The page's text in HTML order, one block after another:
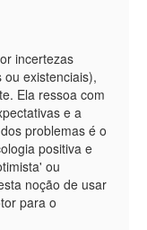
incertezas
existenciais),
Ela ressoa com
e a
problemas é o
positiva e
ou
noção de usar
para o